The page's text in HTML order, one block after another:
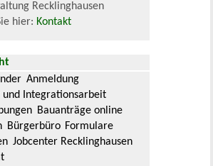
Recklinghausen
hier: Kontakt
Anmeldung
und Integrationsarbeit
Bauanträge online
Bürgerbüro Formulare
Jobcenter Recklinghausen